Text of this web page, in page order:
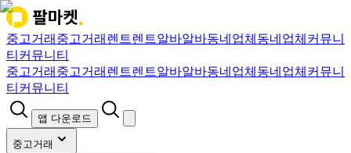
중고거래 중고거래 렌트렌트알바알바동네업체 동네업체 커뮤니
티 커뮤니티
중고거래 중고거래 렌트렌트알바알바동네업체 동네업체 커뮤니
티 커뮤니티
앱 다운로드
중고거래